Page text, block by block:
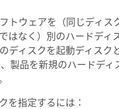
トウェアを（同じディス
はなく）別のハードディ
ディスクを起動ディスク
製品を新規のハードディ
を指定するには：